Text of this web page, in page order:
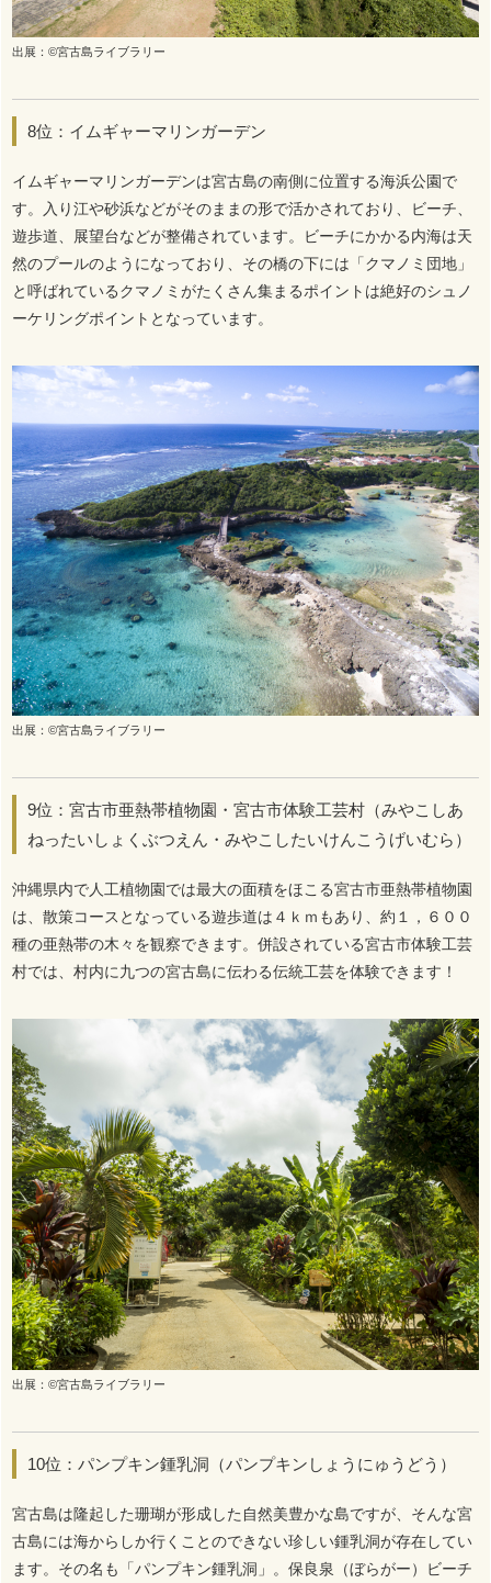
出展：©宮古島ライブラリー
8位：イムギャーマリンガーデン
イムギャーマリンガーデンは宮古島の南側に位置する海浜公園で
す。入り江や砂浜などがそのままの形で活かされており、ビーチ、
遊歩道、展望台などが整備されています。ビーチにかかる内海は天
然のプールのようになっており、その橋の下には「クマノミ団地」
と呼ばれているクマノミがたくさん集まるポイントは絶好のシュノ
ーケリングポイントとなっています。
出展：©宮古島ライブラリー
9位：宮古市亜熱帯植物園・宮古市体験工芸村（みやこしあ
ねったいしょくぶつえん・みやこしたいけんこうげいむら）
沖縄県内で人工植物園では最大の面積をほこる宮古市亜熱帯植物園
は、散策コースとなっている遊歩道は４ｋｍもあり、約１，６００
種の亜熱帯の木々を観察できます。併設されている宮古市体験工芸
村では、村内に九つの宮古島に伝わる伝統工芸を体験できます！
出展：©宮古島ライブラリー
10位：パンプキン鍾乳洞（パンプキンしょうにゅうどう）
宮古島は隆起した珊瑚が形成した自然美豊かな島ですが、そんな宮
古島には海からしか行くことのできない珍しい鍾乳洞が存在してい
ます。その名も「パンプキン鍾乳洞」。保良泉（ぼらがー）ビーチ